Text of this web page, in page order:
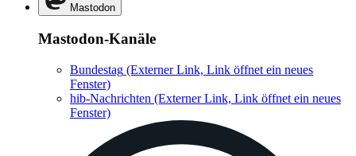
Mastodon
Mastodon-Kanäle
Bundestag (Externer Link, Link öffnet ein neues
Fenster)
hib-Nachrichten (Externer Link, Link öffnet ein neues
Fenster)